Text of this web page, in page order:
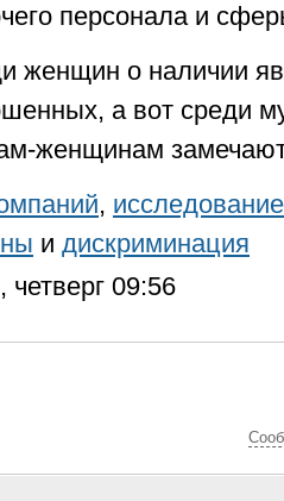
персонала и
женщин о наличии
а вот среди
женщинам
, исследование
и дискриминация
09:56